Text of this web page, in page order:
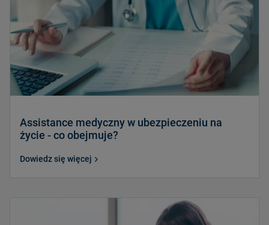
Assistance medyczny w ubezpieczeniu na
życie - co obejmuje?
Dowiedz się więcej